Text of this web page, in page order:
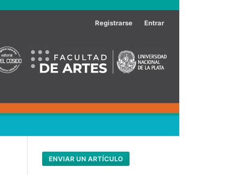
Registrarse Entrar
ENVIAR UN ARTÍCULO